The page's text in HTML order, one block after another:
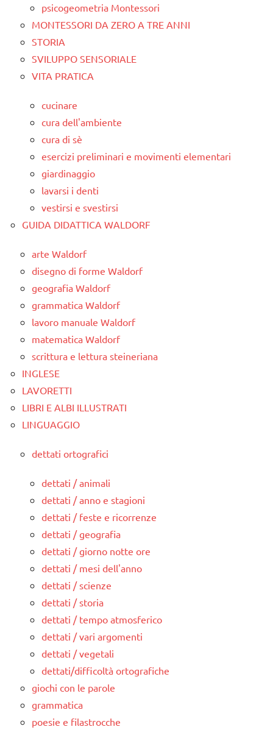
psicogeometria Montessori
MONTESSORI DA ZERO A TRE ANNI
STORIA
SVILUPPO SENSORIALE
VITA PRATICA
cucinare
cura dell'ambiente
cura di sè
esercizi preliminari e movimenti elementari
giardinaggio
lavarsi i denti
vestirsi e svestirsi
GUIDA DIDATTICA WALDORF
arte Waldorf
disegno di forme Waldorf
geografia Waldorf
grammatica Waldorf
lavoro manuale Waldorf
matematica Waldorf
scrittura e lettura steineriana
INGLESE
LAVORETTI
LIBRI E ALBI ILLUSTRATI
LINGUAGGIO
dettati ortografici
dettati / animali
dettati / anno e stagioni
dettati / feste e ricorrenze
dettati / geografia
dettati / giorno notte ore
dettati / mesi dell'anno
dettati / scienze
dettati / storia
dettati / tempo atmosferico
dettati / vari argomenti
dettati / vegetali
dettati/difficoltà ortografiche
giochi con le parole
grammatica
poesie e filastrocche